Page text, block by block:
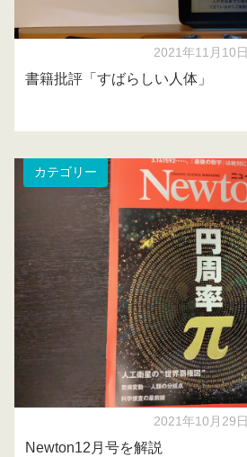
2021年11月10日
書籍批評「すばらしい人体」
カテゴリー
2021年10月29日
Newton12月号を解説